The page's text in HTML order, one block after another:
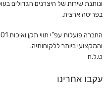
ונותנת שירות של היצרנים הגדולים
בפריסה ארצית.
והמקצועי ביותר ללקוחותיה.
ט.ל.ח
עקבו אחרינו